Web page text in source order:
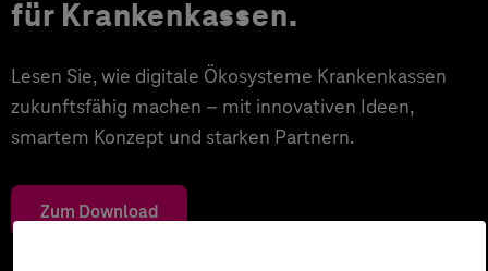
für Krankenkassen.
Lesen Sie, wie digitale Ökosysteme Krankenkassen
zukunftsfähig machen – mit innovativen Ideen,
smartem Konzept und starken Partnern.
Zum Download